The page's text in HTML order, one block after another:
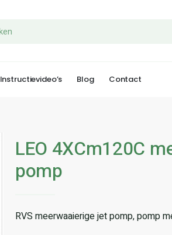
Instructievideo’s Blog Contact
LEO 4XCm120C
pomp
RVS meerwaaierige jet pomp, pomp